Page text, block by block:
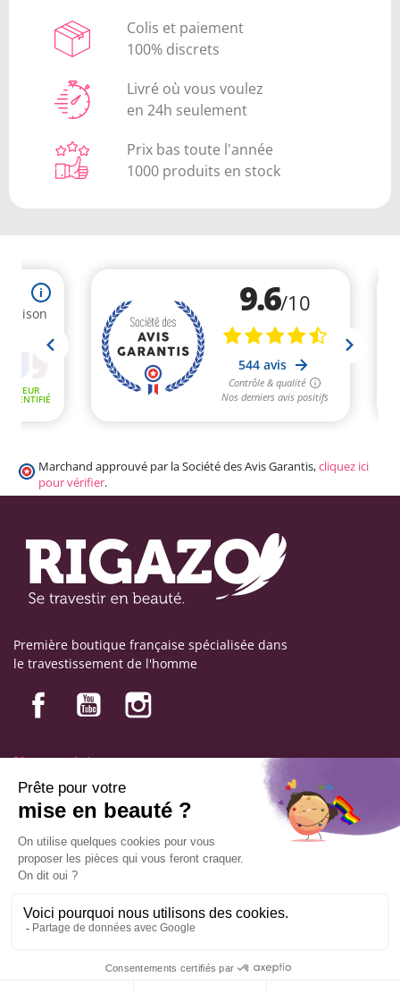
AJOUTER AU PANIER
Colis et paiement
100% discrets
Livré où vous voulez
en 24h seulement
Prix bas toute l'année
1000 produits en stock
Marchand approuvé par la Société des Avis Garantis,cliquez ici
pour vérifier.
Première boutique française spécialisée dans
le travestissement de l'homme
Nos produits
Nos engagements
Informations
Mentions légales
© Copyright Labophyto
Tous droits réservés